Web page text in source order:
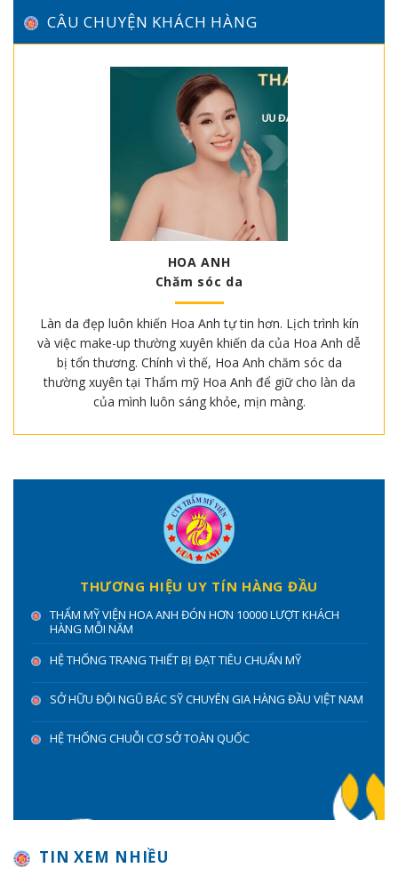
CÂU CHUYỆN KHÁCH HÀNG
HOA ANH
Chăm sóc da
Làn da đẹp luôn khiến Hoa Anh tự tin hơn. Lịch trình kín
và việc make-up thường xuyên khiến da của Hoa Anh dễ
bị tổn thương. Chính vì thế, Hoa Anh chăm sóc da
thường xuyên tại Thẩm mỹ Hoa Anh để giữ cho làn da
của mình luôn sáng khỏe, mịn màng.
THƯƠNG HIỆU UY TÍN HÀNG ĐẦU
THẨM MỸ VIỆN HOA ANH ĐÓN HƠN 10000 LƯỢT KHÁCH
HÀNG MỖI NĂM
HỆ THỐNG TRANG THIẾT BỊ ĐẠT TIÊU CHUẨN MỸ
SỞ HỮU ĐỘI NGŨ BÁC SỸ CHUYÊN GIA HÀNG ĐẦU VIỆT NAM
HỆ THỐNG CHUỖI CƠ SỞ TOÀN QUỐC
TIN XEM NHIỀU